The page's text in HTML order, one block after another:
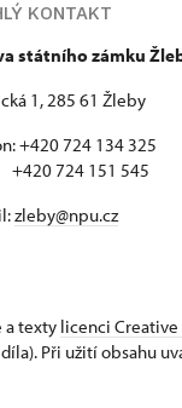
KONTAKT
státního zámku
1, 285 61 Žleby
+420 724 134 325
724 151 545
zleby@npu.cz
a texty licenci
Při užití obsahu